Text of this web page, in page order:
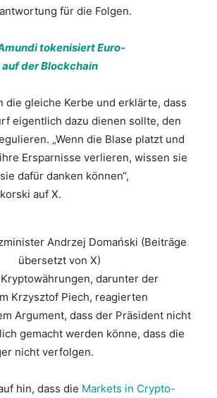
für die Folgen.
tokenisiert Euro-
der Blockchain
die gleiche Kerbe und erklärte, dass
eigentlich dazu dienen sollte, den
„Wenn die Blase platzt und
Ersparnisse verlieren, wissen sie
dafür danken können“,
auf X.
Andrzej Domański (Beiträge
übersetzt von X)
darunter der
Krzysztof Piech, reagierten
Argument, dass der Präsident nicht
gemacht werden könne, dass die
nicht verfolgen.
hin, dass die Markets in Crypto-